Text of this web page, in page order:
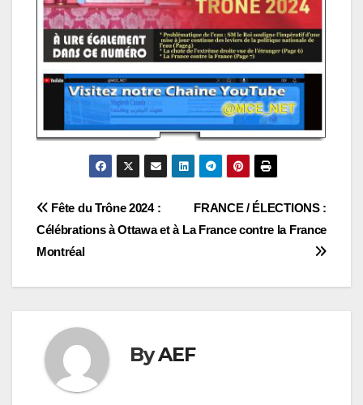
Navigation
de
l’article
FRANCE / ÉLECTIONS :
La France contre la France
Fête du Trône 2024 :
Célébrations à Ottawa et à
Montréal
ByAEF